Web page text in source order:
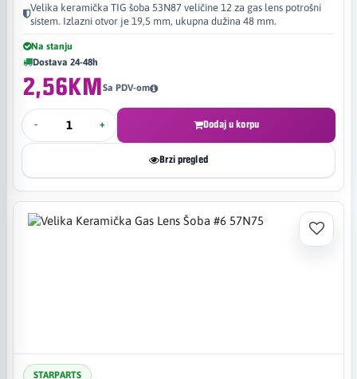
Velika keramička TIG šoba 53N87 veličine 12 za gas lens potrošni
sistem. Izlazni otvor je 19,5 mm, ukupna dužina 48 mm.
Na stanju
Dostava 24-48h
2,56KMSa PDV-om
- + Dodaj u korpu
Brzi pregled
STARPARTS